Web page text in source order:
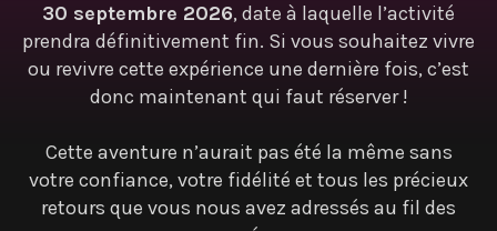
30 septembre 2026, date à laquelle l’activité
prendra définitivement fin. Si vous souhaitez vivre
ou revivre cette expérience une dernière fois, c’est
donc maintenant qui faut réserver !
Cette aventure n’aurait pas été la même sans
votre confiance, votre fidélité et tous les précieux
retours que vous nous avez adressés au fil des